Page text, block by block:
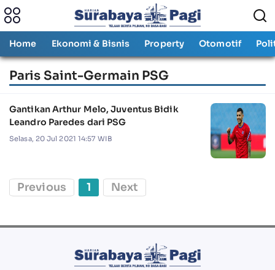
Home Ekonomi & Bisnis Property Otomotif
Paris Saint-Germain PSG
Gantikan Arthur Melo, Juventus Bidik
Leandro Paredes dari PSG
Selasa, 20 Jul 2021 14:57 WIB
Previous 1 Next